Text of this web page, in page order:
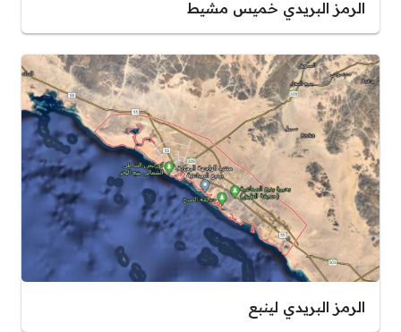
الرمز البريدي خميس مشيط
الرمز البريدي لينبع